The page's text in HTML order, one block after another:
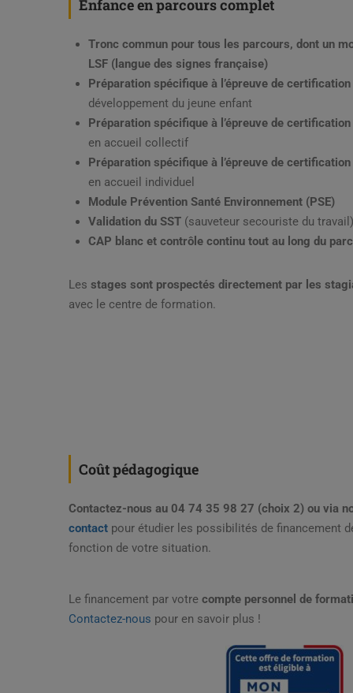
Enfance en parcours complet
Tronc commun pour tous les parcours, dont un
LSF (langue des signes française)
Préparation spécifique à l’épreuve de certification
développement du jeune enfant
Préparation spécifique à l’épreuve de
en accueil collectif
Préparation spécifique à l’épreuve de certification
en accueil individuel
Module Prévention Santé Environnement (PSE)
Validation du SST (sauveteur secouriste du travail)
CAP blanc et contrôle continu tout au long du
Les stages sont prospectés directement par les
avec le centre de formation.
Coût pédagogique
Contactez-nous au 04 74 35 98 27 (choix 2) ou via
contact pour étudier les possibilités de financement
fonction de votre situation.
Le financement par votre compte personnel de
Contactez-nous pour en savoir plus !